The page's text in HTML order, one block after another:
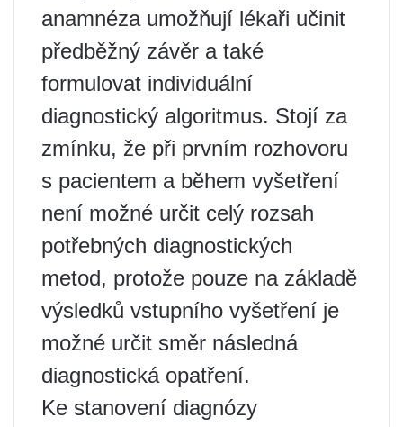
anamnéza umožňují lékaři učinit
předběžný závěr a také
formulovat individuální
diagnostický algoritmus. Stojí za
zmínku, že při prvním rozhovoru
s pacientem a během vyšetření
není možné určit celý rozsah
potřebných diagnostických
metod, protože pouze na základě
výsledků vstupního vyšetření je
možné určit směr následná
diagnostická opatření.
Ke stanovení diagnózy